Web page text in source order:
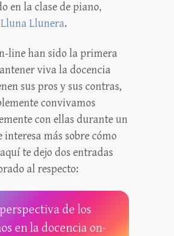
en la clase de piano,
Lluna Llunera.
line han sido la primera
viva la docencia
sus pros y sus contras,
convivamos
con ellas durante un
interesa más sobre cómo
te dejo dos entradas
al respecto:
de los
en la docencia on-